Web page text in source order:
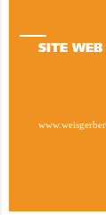
SITE WEB